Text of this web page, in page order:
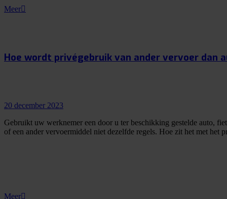
Meer
Hoe wordt privégebruik van ander vervoer dan
20 december 2023
Gebruikt uw werknemer een door u ter beschikking gestelde auto,
of een ander vervoermiddel niet dezelfde regels. Hoe zit het met het
Meer